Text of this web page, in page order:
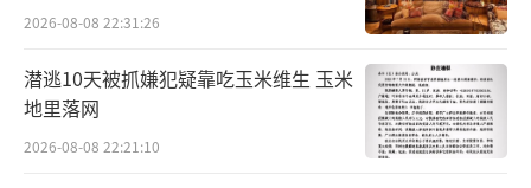
2026-08-08 22:31:26
潜逃10天被抓嫌犯疑靠吃玉米维生 玉米
地里落网
2026-08-08 22:21:10